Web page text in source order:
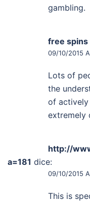
gambling.
free spins
09/10/2015
Lots of
the
of actively
extremely
http://
a=181 dice:
09/10/2015
This is